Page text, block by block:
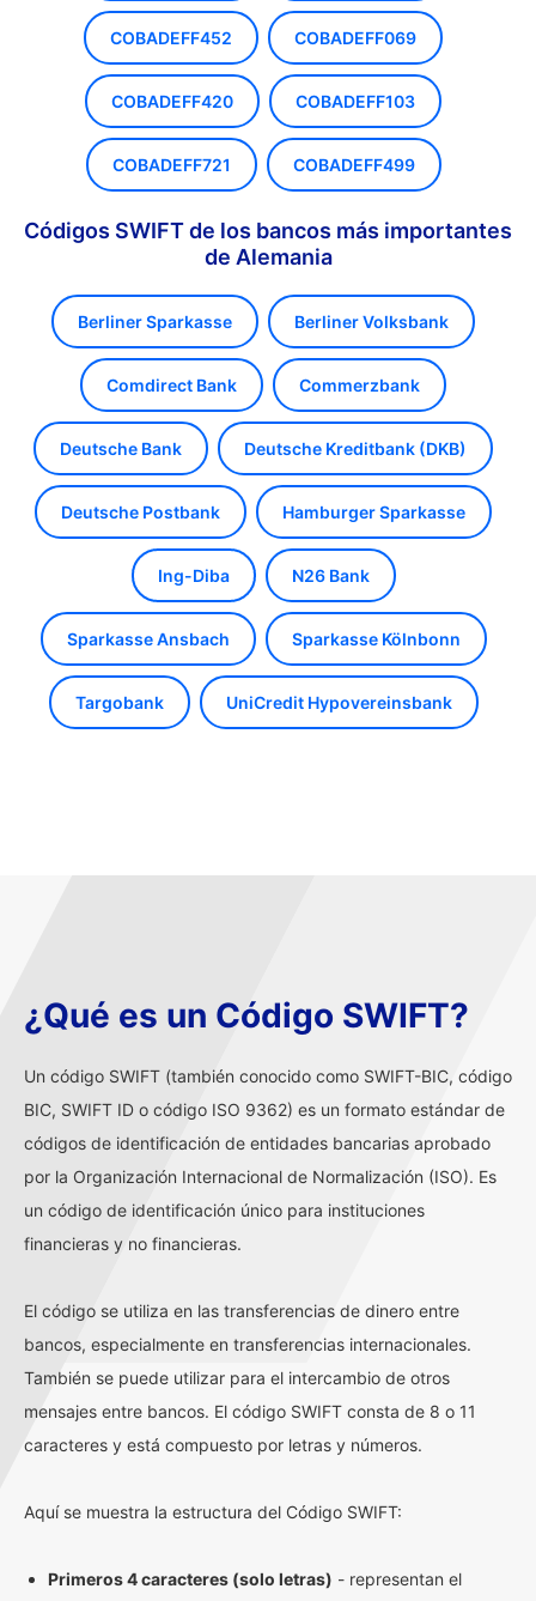
COBADEFF452 COBADEFF069
COBADEFF420 COBADEFF103
COBADEFF721 COBADEFF499
Códigos SWIFT de los bancos más importantes
de Alemania
Berliner Sparkasse Berliner Volksbank
Comdirect Bank Commerzbank
Deutsche Bank Deutsche Kreditbank (DKB)
Deutsche Postbank Hamburger Sparkasse
Ing-Diba N26 Bank
Sparkasse Ansbach Sparkasse Kölnbonn
Targobank UniCredit Hypovereinsbank
¿Qué es un Código SWIFT?
Un código SWIFT (también conocido como SWIFT-BIC, código
BIC, SWIFT ID o código ISO 9362) es un formato estándar de
códigos de identificación de entidades bancarias aprobado
por la Organización Internacional de Normalización (ISO). Es
un código de identificación único para instituciones
financieras y no financieras.
El código se utiliza en las transferencias de dinero entre
bancos, especialmente en transferencias internacionales.
También se puede utilizar para el intercambio de otros
mensajes entre bancos. El código SWIFT consta de 8 o 11
caracteres y está compuesto por letras y números.
Aquí se muestra la estructura del Código SWIFT:
Primeros 4 caracteres (solo letras) - representan el